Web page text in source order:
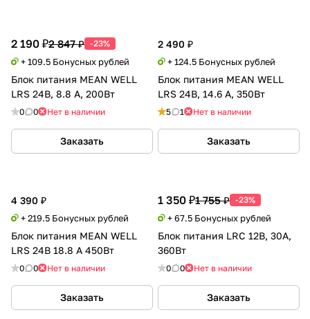
2 190 ₽2 847 ₽ -23%
+ 109.5 Бонусных рублей
Блок питания MEAN WELL
LRS 24В, 8.8 А, 200Вт
0 0 Нет в наличии
Заказать
2 490 ₽
+ 124.5 Бонусных рублей
Блок питания MEAN WELL
LRS 24В, 14.6 А, 350Вт
5 1 Нет в наличии
Заказать
4 390 ₽
+ 219.5 Бонусных рублей
Блок питания MEAN WELL
LRS 24В 18.8 А 450Вт
0 0 Нет в наличии
Заказать
1 350 ₽1 755 ₽ -23%
+ 67.5 Бонусных рублей
Блок питания LRC 12В, 30А,
360Вт
0 0 Нет в наличии
Заказать